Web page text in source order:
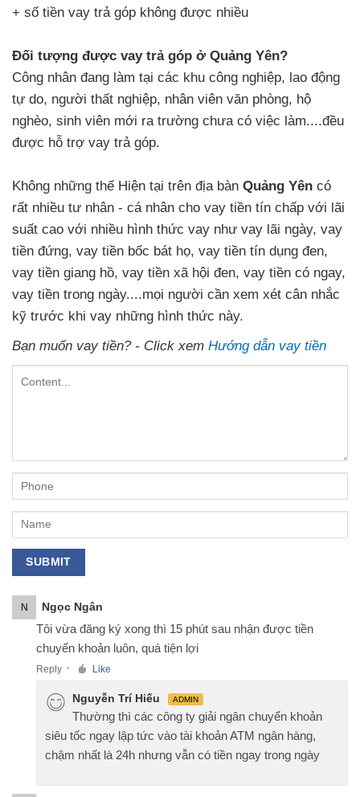
+ số tiền vay trả góp không được nhiều
Đối tượng được vay trả góp ở Quảng Yên?
Công nhân đang làm tại các khu công nghiệp, lao động
tự do, người thất nghiệp, nhân viên văn phòng, hộ
nghèo, sinh viên mới ra trường chưa có việc làm....đều
được hỗ trợ vay trả góp.
Không những thế Hiện tại trên địa bàn Quảng Yên có
rất nhiều tư nhân - cá nhân cho vay tiền tín chấp với lãi
suất cao với nhiều hình thức vay như vay lãi ngày, vay
tiền đứng, vay tiền bốc bát họ, vay tiền tín dụng đen,
vay tiền giang hồ, vay tiền xã hội đen, vay tiền có ngay,
vay tiền trong ngày....mọi người cần xem xét cân nhắc
kỹ trước khi vay những hình thức này.
Bạn muốn vay tiền? - Click xem Hướng dẫn vay tiền
N Ngọc Ngân
Tôi vừa đăng ký xong thì 15 phút sau nhận được tiền
chuyển khoản luôn, quá tiện lợi
Reply ● Like
Nguyễn Trí Hiếu ADMIN
Thường thì các công ty giải ngân chuyển khoản
siêu tốc ngay lập tức vào tài khoản ATM ngân hàng,
chậm nhất là 24h nhưng vẫn có tiền ngay trong ngày